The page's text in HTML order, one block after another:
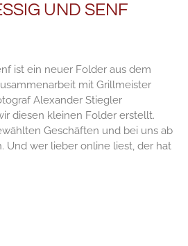
UND SENF
ist ein neuer Folder aus dem
mit Grillmeister
Alexander Stiegler
diesen kleinen Folder erstellt.
Geschäften und bei uns ab
Und wer lieber online liest, der hat